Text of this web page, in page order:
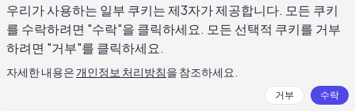
LinkedIn 약력 생성기란 무엇이며 무엇
을 작성할 수 있습니까?
우리가 사용하는 일부 쿠키는 제3자가 제공합니다. 모든 쿠키
를 수락하려면 "수락"을 클릭하세요. 모든 선택적 쿠키를 거부
하려면 "거부"를 클릭하세요.
자세한 내용은 개인정보 처리방침을 참조하세요.
거부 수락